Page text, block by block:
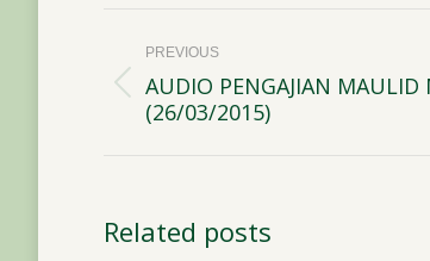
Post
navigation
PREVIOUS
Previous
post:
AUDIO PENGAJIAN MAULID
(26/03/2015)
Related posts